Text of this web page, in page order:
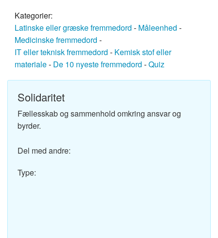
Kategorier:
Latinske eller græske fremmedord - Måleenhed -
Medicinske fremmedord -
IT eller teknisk fremmedord - Kemisk stof eller
materiale- De 10 nyeste fremmedord -Quiz
Solidaritet
Fællesskab og sammenhold omkring ansvar og
byrder.
Del med andre:
Type: